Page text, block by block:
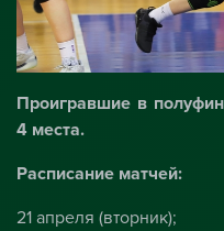
Проигравшие в
4 места.
Расписание матчей:
21 апреля (вторник);